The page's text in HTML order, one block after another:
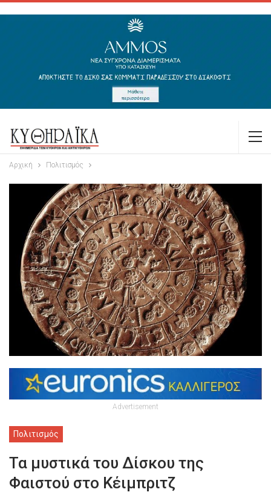
Αρχική Πολιτισμός
Advertisement
Πολιτισμός
Τα μυστικά του Δίσκου της
Φαιστού στο Κέιμπριτζ